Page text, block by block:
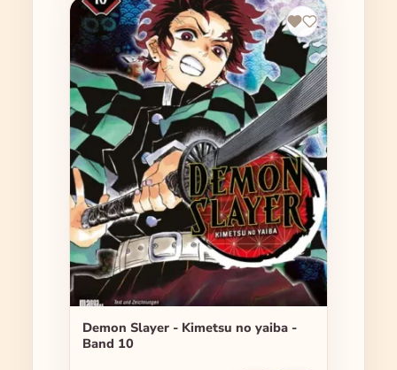
Demon Slayer - Kimetsu no yaiba -
Band 10